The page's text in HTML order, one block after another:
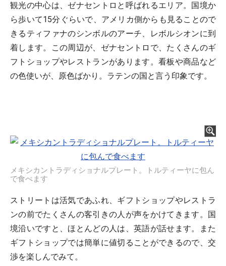
観光の中心は、ゼナセントロと呼ばれるエリア。国境か
ら歩いて15分ぐらいで、アメリカ側からも見ることので
きるティファナのシンボルのアーチ、レボルシオンに到
着します。この周辺が、ゼナセントロで、たくさんのギ
フトショップやレストランがあります。看板や商品など
の色使いが、原色ばかり。ラテンの国と言う印象です。
メキシカントラディショナルプレート。トルティーヤに包ん
で食べます
ストリートは活気であふれ、ギフトショップやレストラ
ンの前でたくさんの客引きの人が声をかけてきます。国
境沿いですと、ほとんどの人は、英語が話せます。また
ギフトショップでは簡単に値切ることができるので、交
渉を楽しんでみて。